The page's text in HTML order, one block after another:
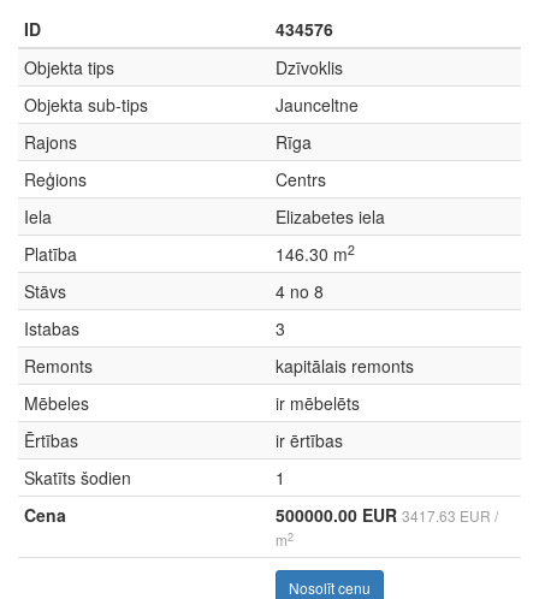
ID
434576
Objekta tips
Dzīvoklis
Objekta sub-tips
Jaunceltne
Rajons
Rīga
Reģions
Centrs
Iela
Elizabetes iela
Platība
146.30 m2
Stāvs
4 no 8
Istabas
3
Remonts
kapitālais remonts
Mēbeles
ir mēbelēts
Ērtības
ir ērtības
Skatīts šodien
1
Cena
500000.00 EUR 3417.63 EUR /
m2
Nosolīt cenu